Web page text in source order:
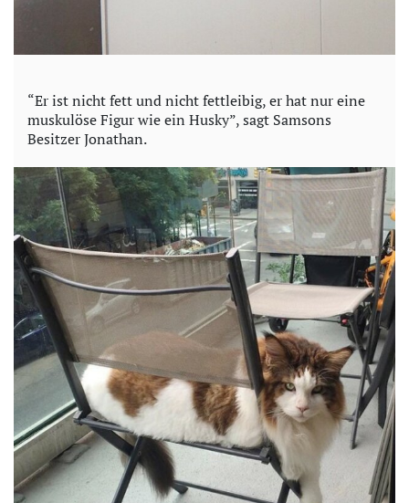
“Er ist nicht fett und nicht fettleibig, er hat nur eine
muskulöse Figur wie ein Husky”, sagt Samsons
Besitzer Jonathan.